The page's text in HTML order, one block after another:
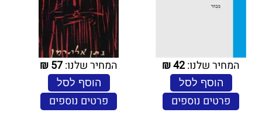
המחיר שלנו:42
₪
הוסף לסל
פרטים נוספים
המחיר שלנו:57
₪
הוסף לסל
פרטים נוספים